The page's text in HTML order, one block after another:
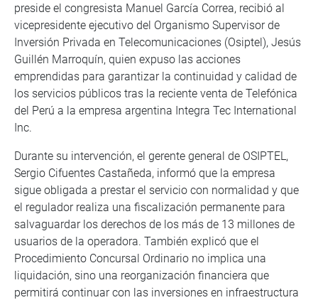
preside el congresista Manuel García Correa, recibió al
vicepresidente ejecutivo del Organismo Supervisor de
Inversión Privada en Telecomunicaciones (Osiptel), Jesús
Guillén Marroquín, quien expuso las acciones
emprendidas para garantizar la continuidad y calidad de
los servicios públicos tras la reciente venta de Telefónica
del Perú a la empresa argentina Integra Tec International
Inc.
Durante su intervención, el gerente general de OSIPTEL,
Sergio Cifuentes Castañeda, informó que la empresa
sigue obligada a prestar el servicio con normalidad y que
el regulador realiza una fiscalización permanente para
salvaguardar los derechos de los más de 13 millones de
usuarios de la operadora. También explicó que el
Procedimiento Concursal Ordinario no implica una
liquidación, sino una reorganización financiera que
permitirá continuar con las inversiones en infraestructura